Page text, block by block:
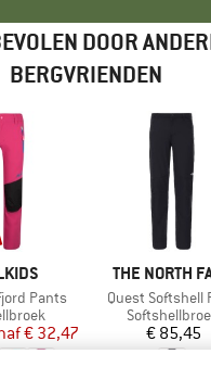
DOOR
BERGVRIENDEN
Pants
prijs
€ 32,47
MERK
THE NORTH
Artikel
Quest Softshell
Prijs
€ 85,45